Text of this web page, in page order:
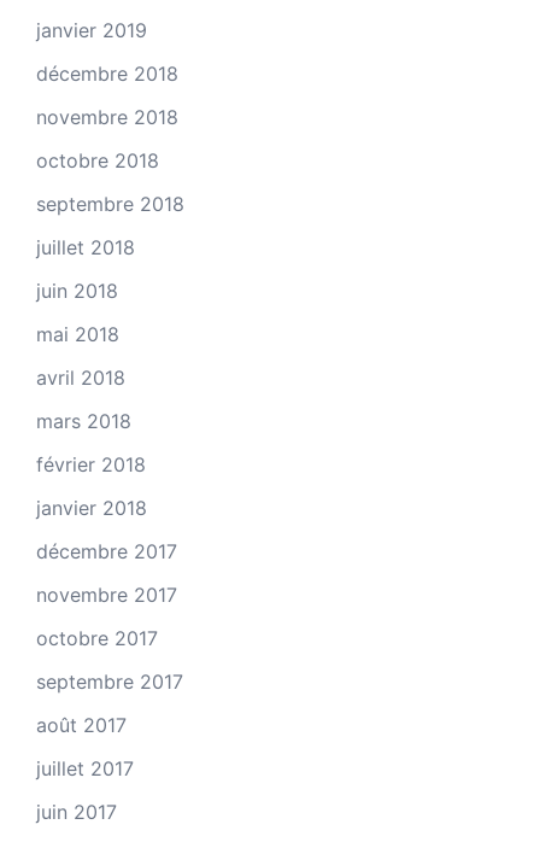
janvier 2019
décembre 2018
novembre 2018
octobre 2018
septembre 2018
juillet 2018
juin 2018
mai 2018
avril 2018
mars 2018
février 2018
janvier 2018
décembre 2017
novembre 2017
octobre 2017
septembre 2017
août 2017
juillet 2017
juin 2017